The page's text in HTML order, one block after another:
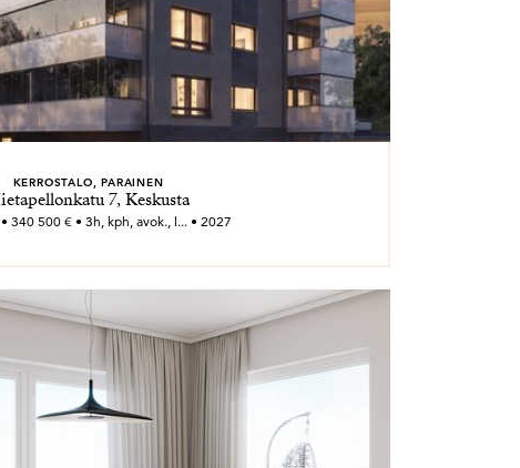
KERROSTALO, PARAINEN
7, Keskusta
340 500 € • 3h, kph, avok., l... • 2027